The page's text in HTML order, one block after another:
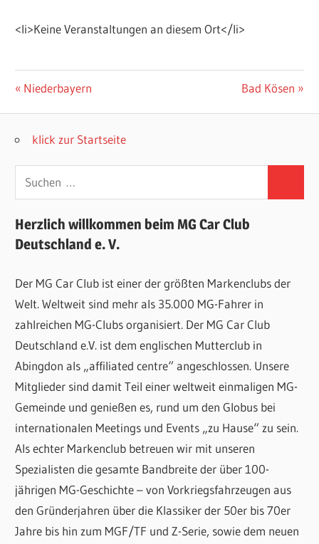
<li>Keine Veranstaltungen an diesem Ort</li>
Beitragsnavigation
Vorheriger
Niederbayern
Nächster
Bad Kösen
klick zur Startseite
Suchen
nach:
Herzlich willkommen beim MG Car Club
Deutschland e. V.
Der MG Car Club ist einer der größten Markenclubs der
Welt. Weltweit sind mehr als 35.000 MG-Fahrer in
zahlreichen MG-Clubs organisiert. Der MG Car Club
Deutschland e.V. ist dem englischen Mutterclub in
Abingdon als „affiliated centre“ angeschlossen. Unsere
Mitglieder sind damit Teil einer weltweit einmaligen MG-
Gemeinde und genießen es, rund um den Globus bei
internationalen Meetings und Events „zu Hause“ zu sein.
Als echter Markenclub betreuen wir mit unseren
Spezialisten die gesamte Bandbreite der über 100-
jährigen MG-Geschichte – von Vorkriegsfahrzeugen aus
den Gründerjahren über die Klassiker der 50er bis 70er
Jahre bis hin zum MGF/TF und Z-Serie, sowie dem neuen